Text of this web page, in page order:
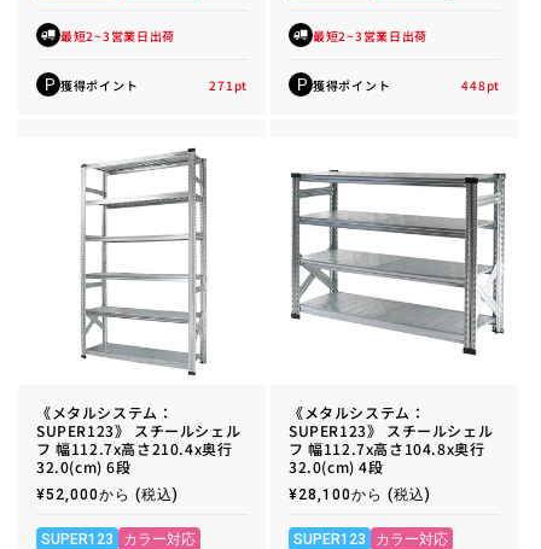
最短2~3営業日出荷
P 獲得ポイント 271 pt
最短2~3営業日出荷
P 獲得ポイント 448pt
《メタルシステム：
SUPER123》 スチールシェル
フ 幅112.7x高さ210.4x奥行
32.0(cm) 6段
通
価
格
¥52,000から (税込)
SUPER123 カラー対応
《メタルシステム：
SUPER123》 スチールシェル
フ 幅112.7x高さ104.8x奥行
32.0(cm) 4段
通
価
格
¥28,100から (税込)
SUPER123 カラー対応